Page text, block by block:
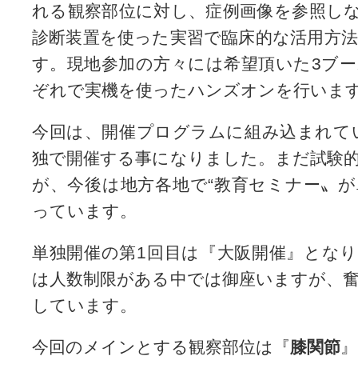
れる観察部位に対し、症例画像を参照し
診断装置を使った実習で臨床的な活用方
す。現地参加の方々には希望頂いた3ブ
ぞれで実機を使ったハンズオンを行いま
今回は、開催プログラムに組み込まれて
独で開催する事になりました。まだ試験
が、今後は地方各地で“教育セミナー〟
っています。
単独開催の第1回目は『大阪開催』とな
は人数制限がある中では御座いますが、
しています。
今回のメインとする観察部位は『膝関節